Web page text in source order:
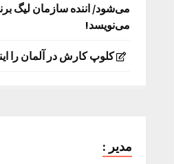
می‌شود/ اننده سازمان لیگ
می‌نویسد!
کلوپ کارش در آلمان را
مدیر :